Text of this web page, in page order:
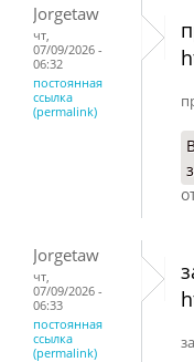
Jorgetaw
чт,
07/09/2026 -
06:32
постоянная
ссылка
(permalink)
Jorgetaw
чт,
07/09/2026 -
06:33
постоянная
ссылка
(permalink)